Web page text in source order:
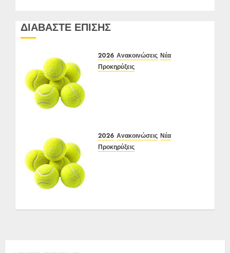
ΔΙΑΒΑΣΤΕ ΕΠΙΣΗΣ
2026 Ανακοινώσεις Νέα
Προκηρύξεις
24 ΙΟΥΝΊΟΥ 2026
2026 Ανακοινώσεις Νέα
Προκηρύξεις